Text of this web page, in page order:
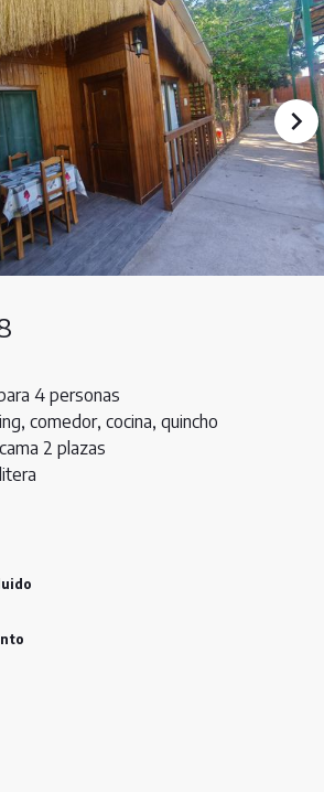
4 personas
comedor, cocina, quincho
2 plazas